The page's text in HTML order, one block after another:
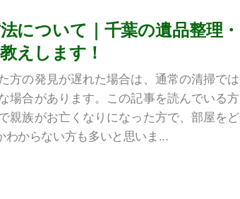
について｜千葉の遺品整理・
えします！
方の発見が遅れた場合は、通常の清掃では
場合があります。この記事を読んでいる方
親族がお亡くなりになった方で、部屋をど
わからない方も多いと思いま...